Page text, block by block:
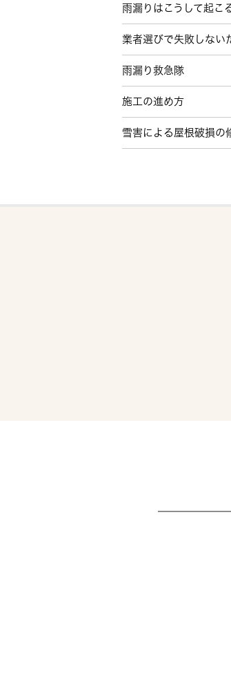
雨漏りはこうして起こ
業者選びで失敗しない
雨漏り救急隊
施工の進め方
雪害による屋根破損の